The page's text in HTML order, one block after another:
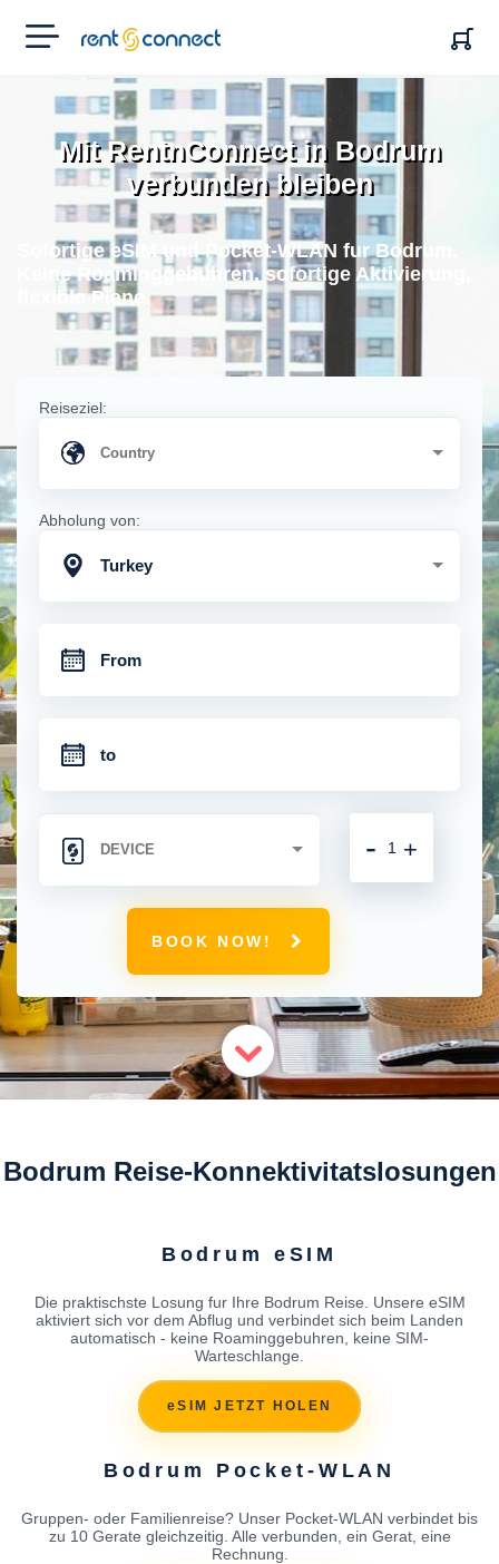
RENT'N
CONNECT
Mit RentnConnect in Bodrum
verbunden bleiben
Sofortige eSIM und Pocket-WLAN fur Bodrum.
Keine Roaminggebuhren, sofortige Aktivierung,
flexible Plane.
Reiseziel:
Abholung von:
Turkey
+
-
BOOK NOW!
Bodrum Reise-Konnektivitatslosungen
Bodrum eSIM
Die praktischste Losung fur Ihre Bodrum Reise. Unsere eSIM
aktiviert sich vor dem Abflug und verbindet sich beim Landen
automatisch - keine Roaminggebuhren, keine SIM-
Warteschlange.
eSIM JETZT HOLEN
Bodrum Pocket-WLAN
Gruppen- oder Familienreise? Unser Pocket-WLAN verbindet bis
zu 10 Gerate gleichzeitig. Alle verbunden, ein Gerat, eine
Rechnung.